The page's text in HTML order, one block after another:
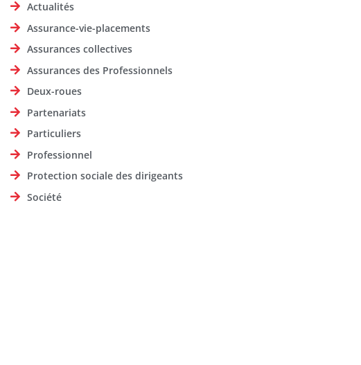
Actualités
Assurance-vie-placements
Assurances collectives
Assurances des Professionnels
Deux-roues
Partenariats
Particuliers
Professionnel
Protection sociale des dirigeants
Société